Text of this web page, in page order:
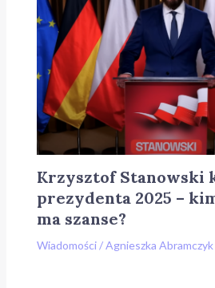
Krzysztof Stanowski
prezydenta 2025 –
ma szanse?
Wiadomości/Agnieszka Abramczyk